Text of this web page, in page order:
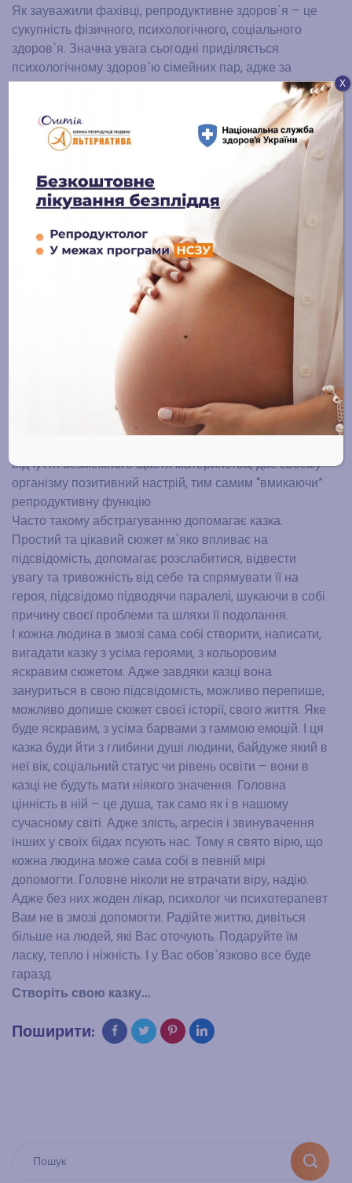
Як зауважили фахівці, репродуктивне здоров`я – це
сукупність фізичного, психологічного, соціального
здоров`я. Значна увага сьогодні приділяється
психологічному здоров`ю сімейних пар, адже за
статистикою у близько 30% бездітних пар діагноз
«безпліддя» пов`язаний не з фізичною недугою, а має
часто психологічні причини. Причому вони не
очевидні і часто коріння проблеми слід шукати в
підсвідомості. Радує те, що такі проблеми можна
вирішити, але тут не допоможе спеціаліст-гінеколог,
це робота швидше кваліфікованого психолога або
навіть психотерапевта. Правда, перш, ніж ця
проблема буде запідозрена, молодій парі часто
доводиться пройти не одне серйозне дослідження.
Сучасна психотерапія пропонує велику кількість
методик, що спрямовані на допомогу подружнім
парам, проблема безпліддя яких саме психологічного
Одним з результативних способів розслаблення є
прийом абстрагування. Потрібно спробувати
поглянути на себе з боку, переконатися, що в такої
успішної, красивої, здорової «я» обов`язково все
вийде. Добре впливає на психіку уявлення себе
відчуття безмежного щастя материнства, дає своєму
організму позитивний настрій, тим самим “вмикаючи”
репродуктивну функцію.
Часто такому абстрагуванню допомагає казка.
Простий та цікавий сюжет м`яко впливає на
підсвідомість, допомагає розслабитися, відвести
увагу та тривожність від себе та спрямувати її на
героя, підсвідомо підводячи паралелі, шукаючи в собі
причину своєї проблеми та шляхи її подолання.
І кожна людина в змозі сама собі створити, написати,
вигадати казку з усіма героями, з кольоровим
яскравим сюжетом. Адже завдяки казці вона
зануриться в свою підсвідомість, можливо перепише,
можливо допише сюжет своєї історії, свого життя. Яке
буде яскравим, з усіма барвами з гаммою емоцій. І ця
казка буди йти з глибини душі людини, байдуже який в
неї вік, соціальний статус чи рівень освіти – вони в
казці не будуть мати ніякого значення. Головна
цінність в ній – це душа, так само як і в нашому
сучасному світі. Адже злість, агресія і звинувачення
інших у своїх бідах псують нас. Тому я свято вірю, що
кожна людина може сама собі в певній мірі
допомогти. Головне ніколи не втрачати віру, надію.
Адже без них жоден лікар, психолог чи психотерапевт
Вам не в змозі допомогти. Радійте життю, дивіться
більше на людей, які Вас оточують. Подаруйте їм
ласку, тепло і ніжність. І у Вас обов`язково все буде
гаразд.
Створіть свою казку…
Поширити:
Х